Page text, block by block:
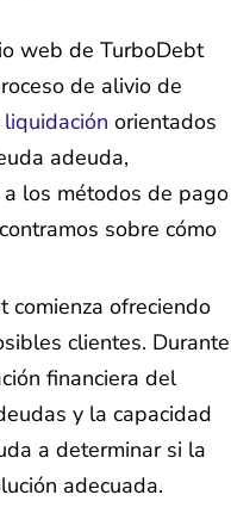
web de TurboDebt
de alivio de
orientados
adeuda,
los métodos de pago
sobre cómo
comienza ofreciendo
clientes. Durante
financiera del
y la capacidad
a determinar si la
adecuada.